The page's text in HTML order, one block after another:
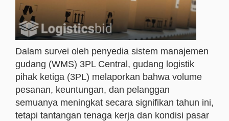
Dalam survei oleh penyedia sistem manajemen
gudang (WMS) 3PL Central, gudang logistik
pihak ketiga (3PL) melaporkan bahwa volume
pesanan, keuntungan, dan pelanggan
semuanya meningkat secara signifikan tahun ini,
tetapi tantangan tenaga kerja dan kondisi pasar